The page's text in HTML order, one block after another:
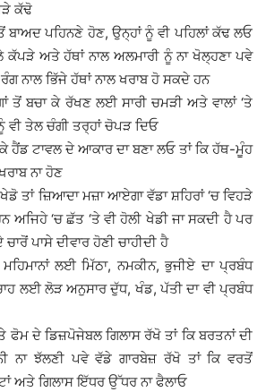
ਕੱਢੋ
ਪਹਿਨਣੇ ਹੋਣ, ਉਨ੍ਹਾਂ ਨੂੰ ਵੀ ਪਹਿਲਾਂ ਕੱਢ ਲਓ
ਕੱਪੜੇ ਅਤੇ ਹੱਥਾਂ ਨਾਲ ਅਲਮਾਰੀ ਨੂੰ ਨਾ ਖੋਲ੍ਹਣਾ ਪਵੇ
ਨਾਲ ਭਿੱਜੇ ਹੱਥਾਂ ਨਾਲ ਖਰਾਬ ਹੋ ਸਕਦੇ ਹਨ
ਤੋਂ ਬਚਾ ਕੇ ਰੱਖਣ ਲਈ ਸਾਰੀ ਚਮੜੀ ਅਤੇ ਵਾਲਾਂ ‘ਤੇ
ਤੇਲ ਚੰਗੀ ਤਰ੍ਹਾਂ ਚੋਪੜ ਦਿਓ
ਹੈਂਡ ਟਾਵਲ ਦੇ ਆਕਾਰ ਦਾ ਬਣਾ ਲਓ ਤਾਂ ਕਿ ਹੱਥ-ਮੂੰਹ
ਨਾ ਹੋਣ
ਤਾਂ ਜ਼ਿਆਦਾ ਮਜ਼ਾ ਆਏਗਾ ਵੱਡਾ ਸ਼ਹਿਰਾਂ ‘ਚ ਵਿਹੜੇ
ਅਜਿਹੇ ‘ਚ ਛੱਤ ‘ਤੇ ਵੀ ਹੋਲੀ ਖੇਡੀ ਜਾ ਸਕਦੀ ਹੈ ਪਰ
ਪਾਸੇ ਦੀਵਾਰ ਹੋਣੀ ਚਾਹੀਦੀ ਹੈ
ਲਈ ਮਿੱਠਾ, ਨਮਕੀਨ, ਭੁਜੀਏ ਦਾ ਪ੍ਰਬੰਧ
ਲਈ ਲੋੜ ਅਨੁਸਾਰ ਦੁੱਧ, ਖੰਡ, ਪੱਤੀ ਦਾ ਵੀ ਪ੍ਰਬੰਧ
ਦੇ ਡਿਜ਼ਪੋਜੇਬਲ ਗਿਲਾਸ ਰੱਖੋ ਤਾਂ ਕਿ ਬਰਤਨਾਂ ਦੀ
ਨਾ ਝੱਲਣੀ ਪਵੇ ਵੱਡੇ ਗਾਰਬੇਜ਼ ਰੱਖੋ ਤਾਂ ਕਿ ਵਰਤੋਂ
ਅਤੇ ਗਿਲਾਸ ਇੱਧਰ ਉੱਧਰ ਨਾ ਫੈਲਾਓ